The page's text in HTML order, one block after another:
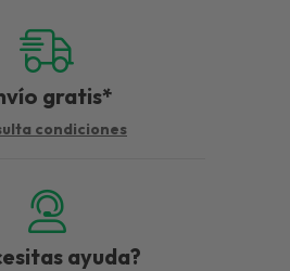
gratis*
condiciones
ayuda?